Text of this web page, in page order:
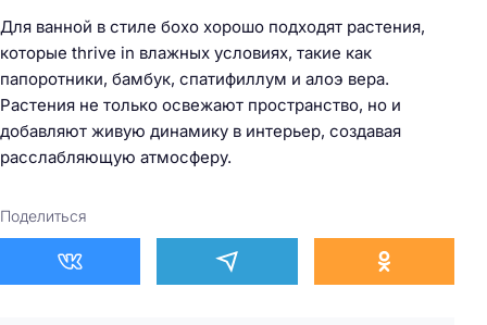
Для ванной в стиле бохо хорошо подходят растения,
которые thrive in влажных условиях, такие как
папоротники, бамбук, спатифиллум и алоэ вера.
Растения не только освежают пространство, но и
добавляют живую динамику в интерьер, создавая
расслабляющую атмосферу.
Поделиться